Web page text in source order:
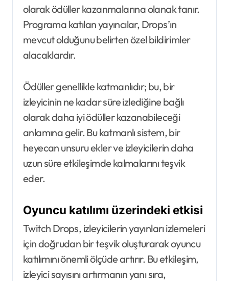
olarak ödüller kazanmalarına olanak tanır.
Programa katılan yayıncılar, Drops’ın
mevcut olduğunu belirten özel bildirimler
alacaklardır.
Ödüller genellikle katmanlıdır; bu, bir
izleyicinin ne kadar süre izlediğine bağlı
olarak daha iyi ödüller kazanabileceği
anlamına gelir. Bu katmanlı sistem, bir
heyecan unsuru ekler ve izleyicilerin daha
uzun süre etkileşimde kalmalarını teşvik
eder.
Oyuncu katılımı üzerindeki etkisi
Twitch Drops, izleyicilerin yayınları izlemeleri
için doğrudan bir teşvik oluşturarak oyuncu
katılımını önemli ölçüde artırır. Bu etkileşim,
izleyici sayısını artırmanın yanı sıra,